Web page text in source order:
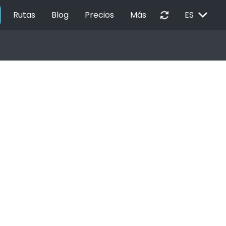
Rutas Blog Precios Más autorenew ES EXPAND_MORE